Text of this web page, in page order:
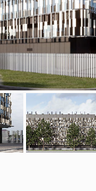
данных